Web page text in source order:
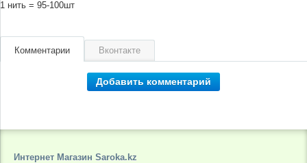
1 нить = 95-100шт
Комментарии Вконтакте
Добавить комментарий
Интернет Магазин Saroka.kz